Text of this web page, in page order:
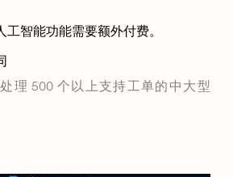
智能功能需要额外付费。
理 500 个以上支持工单的中大型